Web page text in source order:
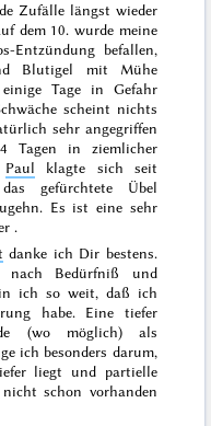
Zufälle längst wieder
dem 10. wurde meine
Entzündung befallen,
Blutigel mit Mühe
Tage in Gefahr
scheint nichts
sehr angegriffen
Tagen in ziemlicher
Paul klagte sich seit
gefürchtete Übel
Es ist eine sehr
.
danke ich Dir bestens.
Bedürfniß und
ich so weit, daß ich
habe. Eine tiefer
(wo möglich) als
ich besonders darum,
liegt und partielle
schon vorhanden